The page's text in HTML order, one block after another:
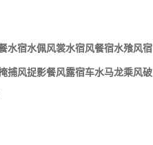
水宿水佩风裳水宿风餐宿水飱风宿
捕风捉影餐风露宿车水马龙乘风破